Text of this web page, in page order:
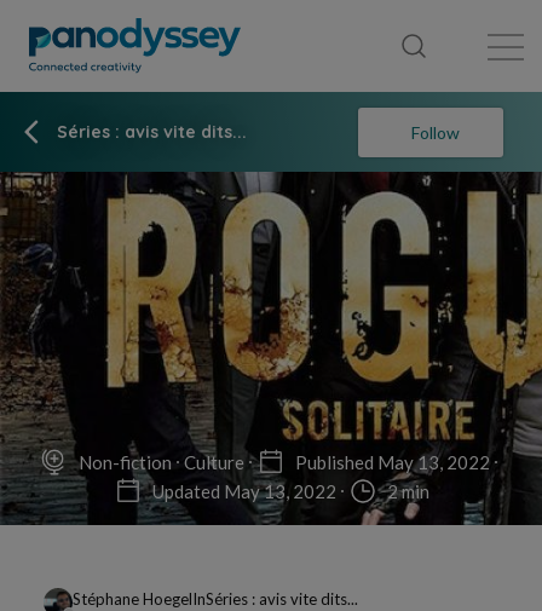
Séries : avis vite dits... Follow
Non-fiction Culture
Published May 13, 2022
Updated May 13, 2022
2 min
Stéphane HoegelInSéries : avis vite dits...